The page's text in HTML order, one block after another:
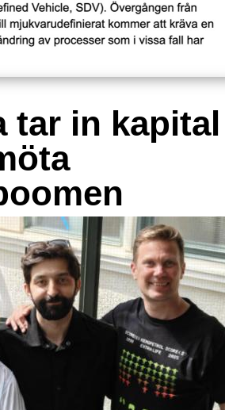
tar in kapital